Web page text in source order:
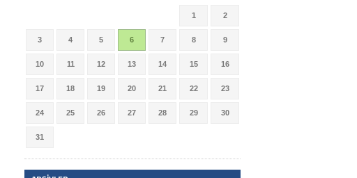
1 2
3 4 5 6 7 8 9
10 11 12 13 14 15 16
17 18 19 20 21 22 23
24 25 26 27 28 29 30
31